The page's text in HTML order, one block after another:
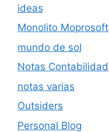
ideas
Monolito Moprosoft
mundo de sol
Notas Contabilidad
notas varias
Outsiders
Personal Blog